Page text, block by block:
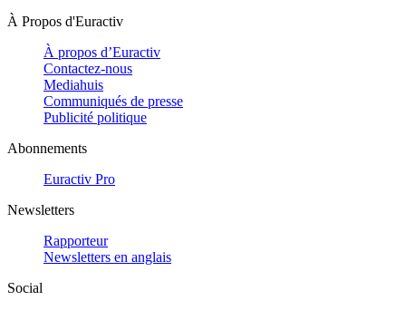
À Propos d'Euractiv
À propos d’Euractiv
Contactez-nous
Mediahuis
Communiqués de presse
Publicité politique
Abonnements
Euractiv Pro
Newsletters
Rapporteur
Newsletters en anglais
Social